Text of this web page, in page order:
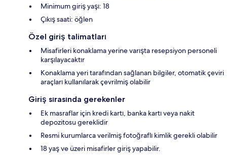
Minimum giriş yaşı: 18
Çıkış saati: öğlen
Özel giriş talimatları
Misafirleri konaklama yerine varışta resepsiyon personeli
karşılayacaktır
Konaklama yeri tarafından sağlanan bilgiler, otomatik çeviri
araçları kullanılarak çevrilmiş olabilir
Giriş sırasında gerekenler
Ek masraflar için kredi kartı, banka kartı veya nakit
depozitosu gereklidir
Resmi kurumlarca verilmiş fotoğraflı kimlik gerekli olabilir
18 yaş ve üzeri misafirler giriş yapabilir.